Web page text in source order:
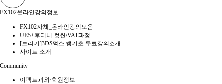
FX102온라인강의정보
FX102자체_온라인강의모음
UE5+후디니-컷씬/VAT과정
[트리키]3DS맥스 쌩기초 무료강의소개
사이트 소개
Community
이펙트과외·학원정보